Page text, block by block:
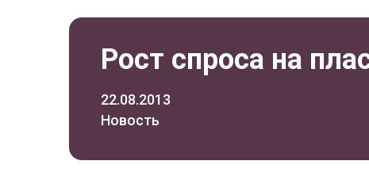
Рост спроса на
22.08.2013
Новость